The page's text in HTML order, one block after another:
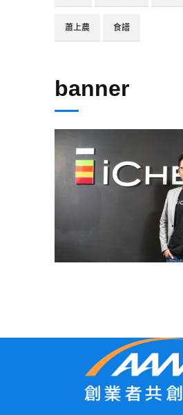
蕭上農 食譜
banner